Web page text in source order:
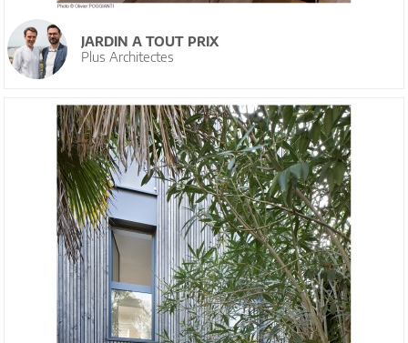
JARDIN A TOUT PRIX
Plus Architectes